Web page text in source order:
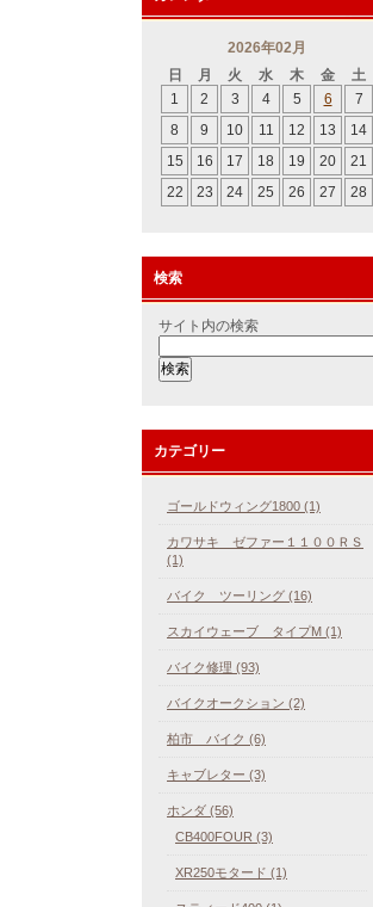
2026年02月
日
月 火 水 木 金
土
1
2 3 4 5 6
7
8
9 10 11 12 13
14
15
16 17 18 19 20
21
22
23 24 25 26 27 28
検索
サイト内の検索
カテゴリー
ゴールドウィング1800 (1)
カワサキ ゼファー１１００ＲＳ
(1)
バイク ツーリング (16)
スカイウェーブ タイプM (1)
バイク修理 (93)
バイクオークション (2)
柏市 バイク (6)
キャブレター (3)
ホンダ (56)
CB400FOUR (3)
XR250モタード (1)